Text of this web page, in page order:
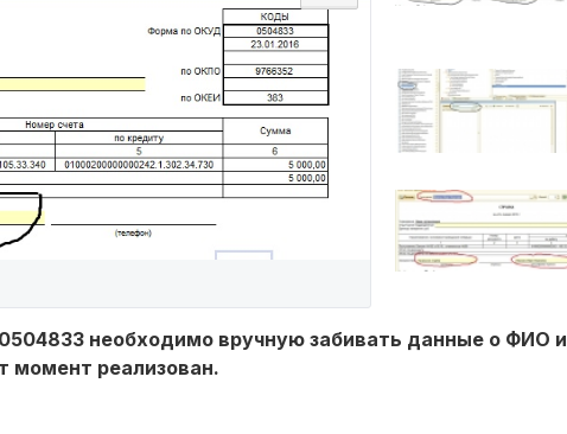
необходимо вручную забивать данные о ФИО и
момент реализован.